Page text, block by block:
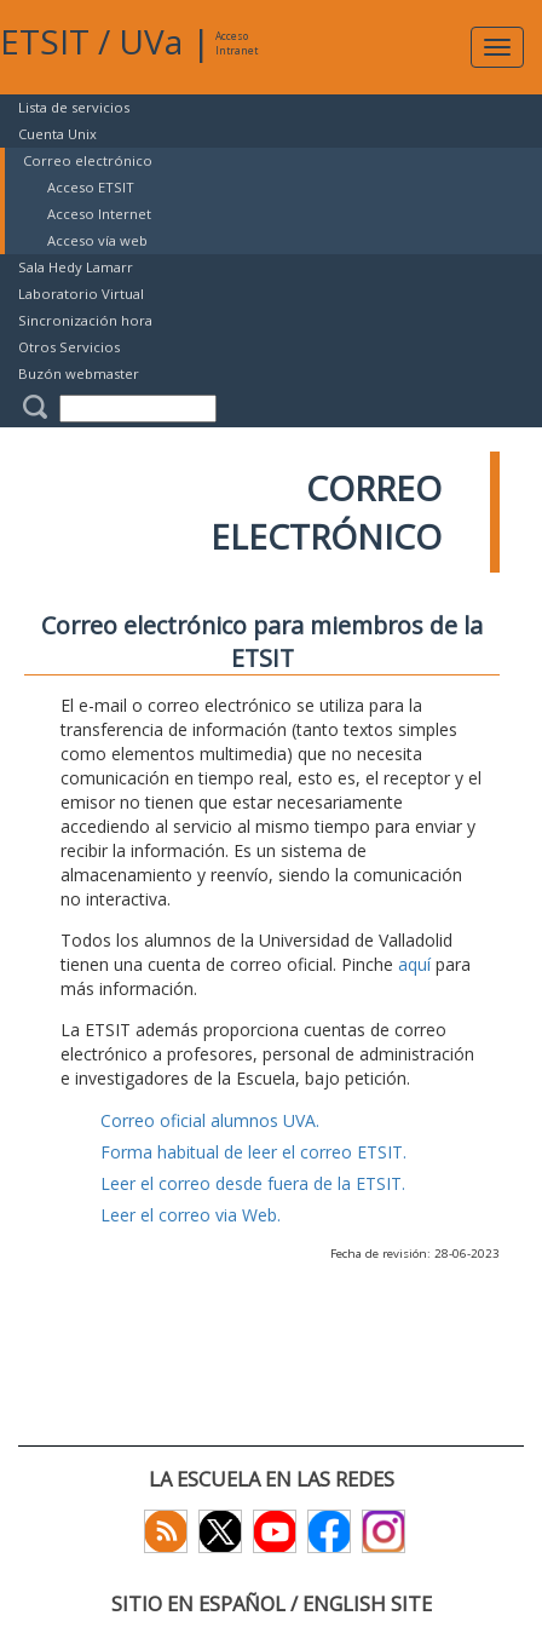
ETSIT / UVa |
Acceso
Intranet
Lista de servicios
Cuenta Unix
Correo electrónico
Acceso ETSIT
Acceso Internet
Acceso vía web
Sala Hedy Lamarr
Laboratorio Virtual
Sincronización hora
Otros Servicios
Buzón webmaster
CORREO
ELECTRÓNICO
Correo electrónico para miembros de la
ETSIT
El e-mail o correo electrónico se utiliza para la
transferencia de información (tanto textos simples
como elementos multimedia) que no necesita
comunicación en tiempo real, esto es, el receptor y el
emisor no tienen que estar necesariamente
accediendo al servicio al mismo tiempo para enviar y
recibir la información. Es un sistema de
almacenamiento y reenvío, siendo la comunicación
no interactiva.
Todos los alumnos de la Universidad de Valladolid
tienen una cuenta de correo oficial. Pinche aquípara
más información.
La ETSIT además proporciona cuentas de correo
electrónico a profesores, personal de administración
e investigadores de la Escuela, bajo petición.
Correo oficial alumnos UVA.
Forma habitual de leer el correo ETSIT.
Leer el correo desde fuera de la ETSIT.
Leer el correo via Web.
Fecha de revisión: 28-06-2023
LA ESCUELA EN LAS REDES
SITIO EN ESPAÑOL / ENGLISH SITE